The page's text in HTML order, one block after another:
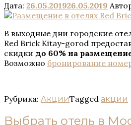
Дата: 26.05.201926.05.2019
В выходные дни городские
Red Brick Kitay-gorod
скидки до 60% на
Возможно бронирование
Рубрика: АкцииTagged акции
Выбрать отель в